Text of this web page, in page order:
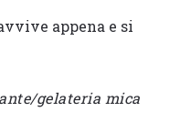
appena e si
gelateria mica